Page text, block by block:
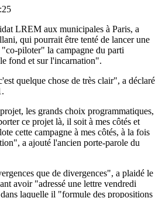
LREM aux municipales à Paris, a
qui pourrait être tenté de lancer une
piloter" la campagne du parti
fond et sur l'incarnation".
quelque chose de très clair", a déclaré
les grands choix programmatiques,
ce projet là, il soit à mes côtés et
cette campagne à mes côtés, à la fois
a ajouté l'ancien porte-parole du
que de divergences", a plaidé le
avoir "adressé une lettre vendredi
laquelle il "formule des propositions